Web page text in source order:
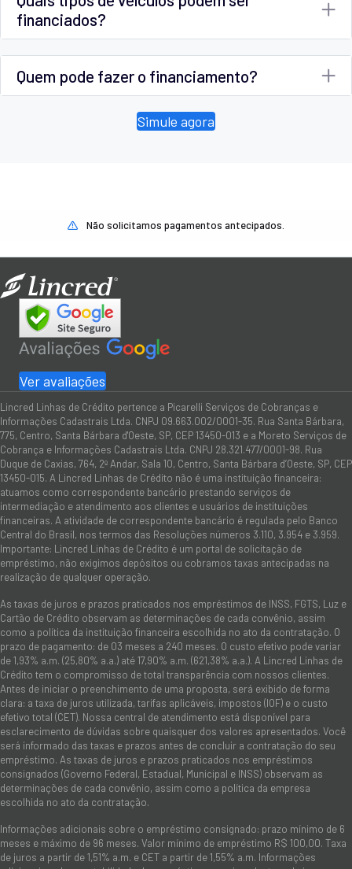
financiados?
Quem pode fazer o financiamento?
Simule agora
Não solicitamos pagamentos antecipados.
Ver avaliações
Lincred Linhas de Crédito pertence a Picarelli Serviços de Cobranças e
Informações Cadastrais Ltda. CNPJ 09.663.002/0001-35. Rua Santa Bárbara,
775, Centro, Santa Bárbara d'Oeste, SP, CEP 13450-013 e a Moreto Serviços de
Cobrança e Informações Cadastrais Ltda. CNPJ 28.321.477/0001-98. Rua
Duque de Caxias, 764, 2º Andar, Sala 10, Centro, Santa Bárbara d’Oeste, SP, CEP
13450-015. A Lincred Linhas de Crédito não é uma instituição financeira:
atuamos como correspondente bancário prestando serviços de
intermediação e atendimento aos clientes e usuários de instituições
financeiras. A atividade de correspondente bancário é regulada pelo Banco
Central do Brasil, nos termos das Resoluções números 3.110, 3.954 e 3.959.
Importante: Lincred Linhas de Crédito é um portal de solicitação de
empréstimo, não exigimos depósitos ou cobramos taxas antecipadas na
realização de qualquer operação.
As taxas de juros e prazos praticados nos empréstimos de INSS, FGTS, Luz e
Cartão de Crédito observam as determinações de cada convênio, assim
como a política da instituição financeira escolhida no ato da contratação. O
prazo de pagamento: de 03 meses a 240 meses. O custo efetivo pode variar
de 1,93% a.m. (25,80% a.a.) até 17,90% a.m. (621,38% a.a.). A Lincred Linhas de
Crédito tem o compromisso de total transparência com nossos clientes.
Antes de iniciar o preenchimento de uma proposta, será exibido de forma
clara: a taxa de juros utilizada, tarifas aplicáveis, impostos (IOF) e o custo
efetivo total (CET). Nossa central de atendimento está disponível para
esclarecimento de dúvidas sobre quaisquer dos valores apresentados. Você
será informado das taxas e prazos antes de concluir a contratação do seu
empréstimo. As taxas de juros e prazos praticados nos empréstimos
consignados (Governo Federal, Estadual, Municipal e INSS) observam as
determinações de cada convênio, assim como a política da empresa
escolhida no ato da contratação.
Informações adicionais sobre o empréstimo consignado: prazo mínimo de 6
meses e máximo de 96 meses. Valor mínimo de empréstimo R$ 100,00. Taxa
de juros a partir de 1,51% a.m. e CET a partir de 1,55% a.m. Informações